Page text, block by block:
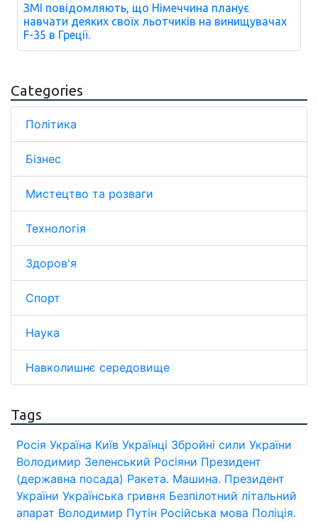
ЗМІ повідомляють, що Німеччина планує
навчати деяких своїх льотчиків на винищувачах
F-35 в Греції.
Categories
Політика
Бізнес
Мистецтво та розваги
Технологія
Здоров'я
Спорт
Наука
Навколишнє середовище
Tags
Росія Україна Київ Українці Збройні сили України
Володимир Зеленський Росіяни Президент
(державна посада) Ракета. Машина. Президент
України Українська гривня Безпілотний літальний
апарат Володимир Путін Російська мова Поліція.